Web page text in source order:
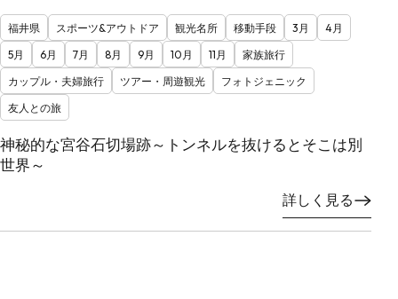
福井県 スポーツ&アウトドア 観光名所 移動手段 3月
4月
5月
6月 7月 8月 9月 10月 11月
家族旅行
カップル・夫婦旅行
ツアー・周遊観光
フォトジェニック
友人との旅
神秘的な宮谷石切場跡～トンネルを抜けるとそこは別
世界～
詳しく見る